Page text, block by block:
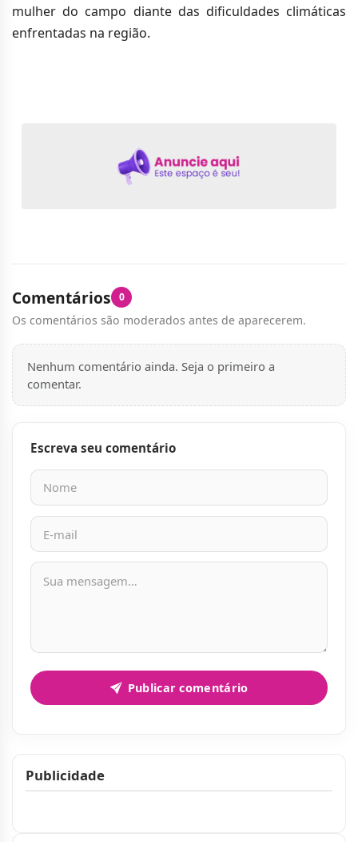
mulher do campo diante das dificuldades climáticas
enfrentadas na região.
Comentários 0
Os comentários são moderados antes de aparecerem.
Nenhum comentário ainda. Seja o primeiro a
comentar.
Escreva seu comentário
Nome
E-mail
Mensagem
Publicar comentário
Publicidade